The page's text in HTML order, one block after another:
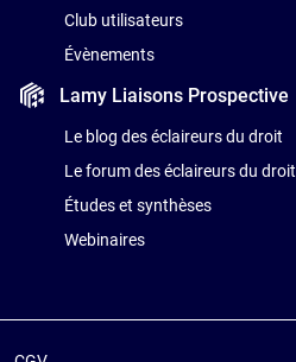
Club utilisateurs
Évènements
Lamy Liaisons Prospective
Le blog des éclaireurs du droit
Le forum des éclaireurs du droit
Études et synthèses
Webinaires